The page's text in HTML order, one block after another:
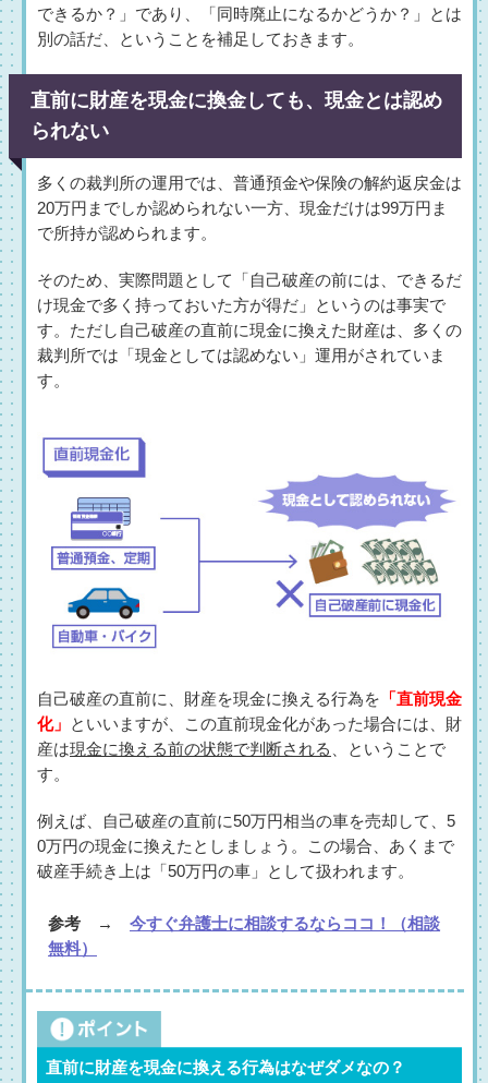
できるか？」であり、「同時廃止になるかどうか？」とは
別の話だ、ということを補足しておきます。
直前に財産を現金に換金しても、現金とは認め
られない
多くの裁判所の運用では、普通預金や保険の解約返戻金は
20万円までしか認められない一方、現金だけは99万円ま
で所持が認められます。
そのため、実際問題として「自己破産の前には、できるだ
け現金で多く持っておいた方が得だ」というのは事実で
す。ただし自己破産の直前に現金に換えた財産は、多くの
裁判所では「現金としては認めない」運用がされていま
す。
自己破産の直前に、財産を現金に換える行為を 「直前現金
化」
といいますが、この直前現金化があった場合には、財
産は現金に換える前の状態で判断される
、ということで
す。
例えば、自己破産の直前に50万円相当の車を売却して、5
0万円の現金に換えたとしましょう。この場合、あくまで
破産手続き上は「50万円の車」として扱われます。
参考 → 今すぐ弁護士に相談するならココ！（相談
無料）
直前に財産を現金に換える行為はなぜダメなの？